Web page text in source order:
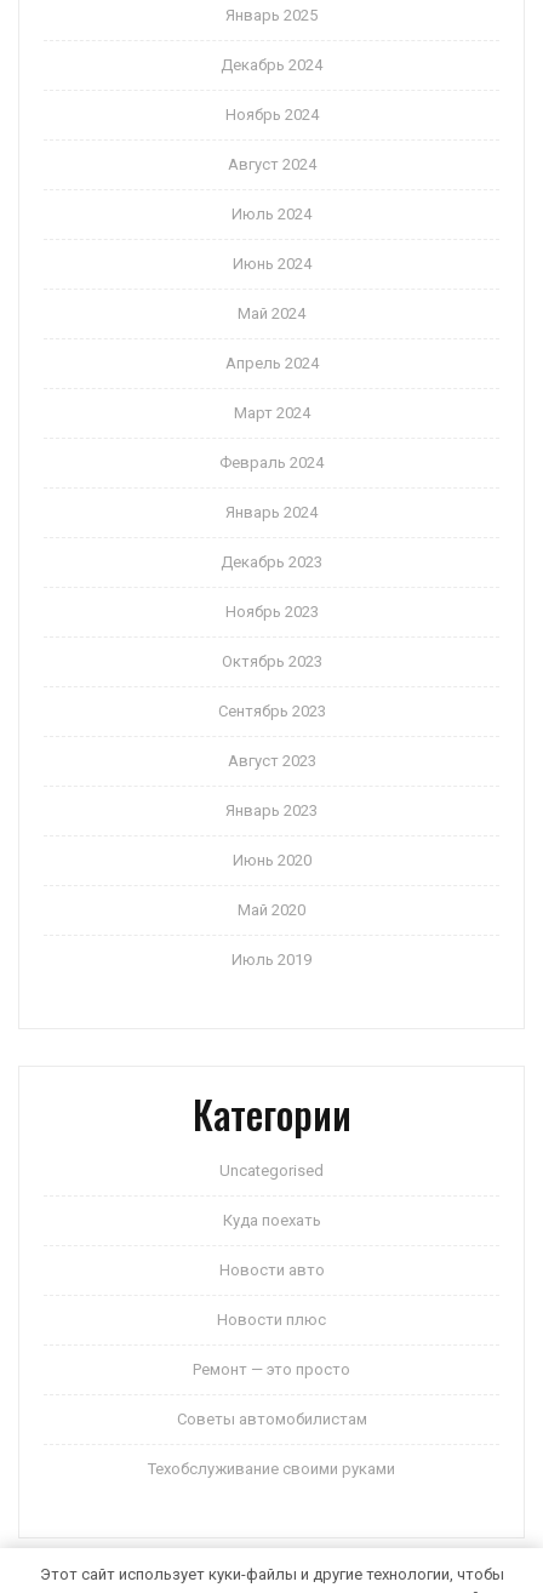
Январь 2025
Декабрь 2024
Ноябрь 2024
Август 2024
Июль 2024
Июнь 2024
Май 2024
Апрель 2024
Март 2024
Февраль 2024
Январь 2024
Декабрь 2023
Ноябрь 2023
Октябрь 2023
Сентябрь 2023
Август 2023
Январь 2023
Июнь 2020
Май 2020
Июль 2019
Категории
Uncategorised
Куда поехать
Новости авто
Новости плюс
Ремонт — это просто
Советы автомобилистам
Техобслуживание своими руками
Этот сайт использует куки-файлы и другие технологии, чтобы